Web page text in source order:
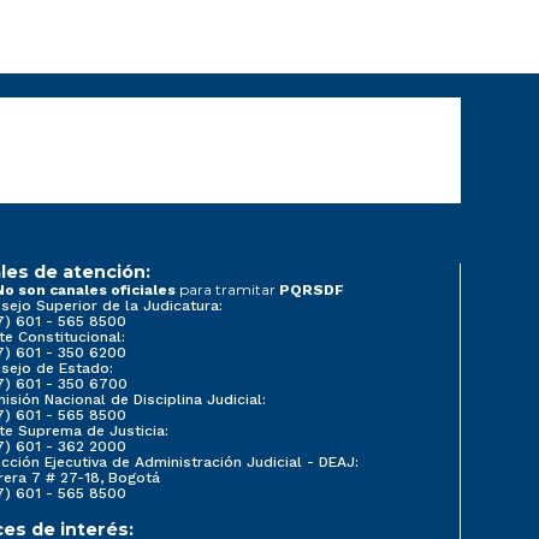
de atención:
son canales oficiales para tramitar PQRSDF
Superior de la Judicatura:
601 - 565 8500
Constitucional:
601 - 350 6200
de Estado:
601 - 350 6700
Nacional de Disciplina Judicial:
601 - 565 8500
Suprema de Justicia:
601 - 362 2000
Ejecutiva de Administración Judicial - DEAJ:
7 # 27-18, Bogotá
601 - 565 8500
de interés: